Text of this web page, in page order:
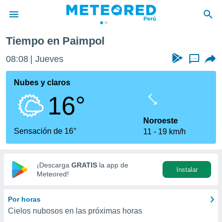
de
ha sido
calidad.
a este
las
y
digital
basada
Tiempo en Paimpol
08:08 Jueves ...
Nubes y claros
16°
Sensación de 16°
Noroeste
11
19 km/h
¡Descarga GRATIS la app de
Meteored!
Instalar
Por horas
Cielos nubosos en las próximas horas